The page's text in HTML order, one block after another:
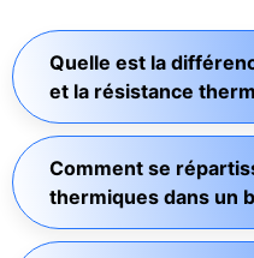
Quelle est la
et la résistance
Comment se
thermiques dans un